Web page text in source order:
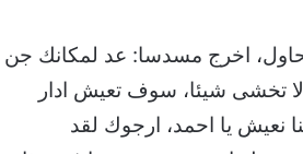
تحاول، اخرج مسدسا: عد لمكانك جن
لا تخشى شيئا، سوف تعيش ادار
نعيش يا احمد، ارجوك لقد